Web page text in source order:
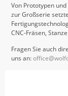
Von Prototypen
zur Großserie
CNC-Fräsen,
Fragen Sie auch
uns an: